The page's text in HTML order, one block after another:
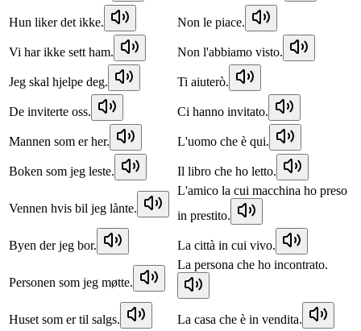
Hun liker det ikke. Non le piace.
Vi har ikke sett ham. Non l'abbiamo visto.
Jeg skal hjelpe deg. Ti aiuterò.
De inviterte oss. Ci hanno invitato.
Mannen som er her. L'uomo che è qui.
Boken som jeg leste. Il libro che ho letto.
Vennen hvis bil jeg lånte.
L'amico la cui macchina ho preso
in prestito.
Byen der jeg bor. La città in cui vivo.
Personen som jeg møtte.
La persona che ho incontrato.
Huset som er til salgs. La casa che è in vendita.